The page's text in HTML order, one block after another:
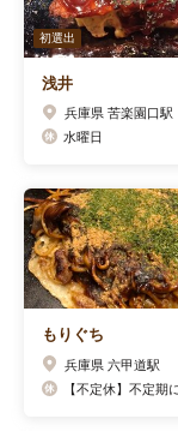
初選出
浅井
兵庫県 苦楽園口駅
水曜日
もりぐち
兵庫県 六甲道駅